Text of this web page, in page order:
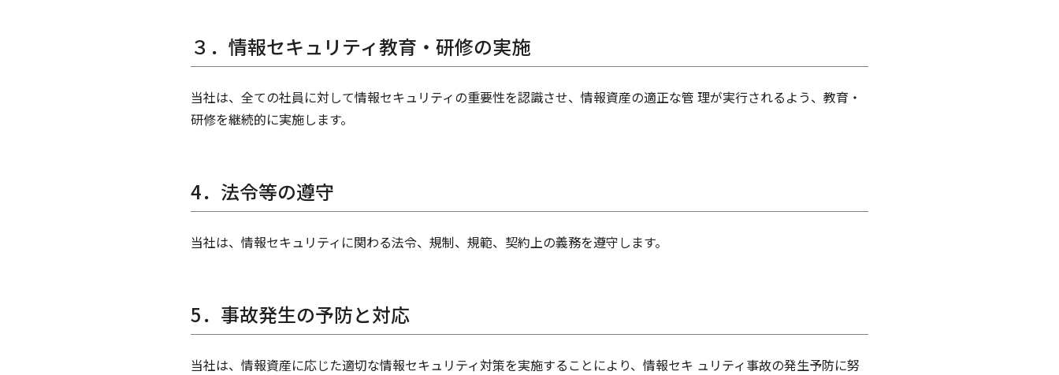
３．情報セキュリティ教育・研修の実施
当社は、全ての社員に対して情報セキュリティの重要性を認識させ、情報資産の適正な管 理が実行されるよう、教育・
研修を継続的に実施します。
4．法令等の遵守
当社は、情報セキュリティに関わる法令、規制、規範、契約上の義務を遵守します。
5．事故発生の予防と対応
当社は、情報資産に応じた適切な情報セキュリティ対策を実施することにより、情報セキ ュリティ事故の発生予防に努